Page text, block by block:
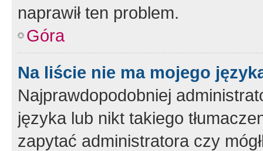
naprawił ten problem.
Góra
Na liście nie ma mojego
Najprawdopodobniej
języka lub nikt takiego
zapytać administratora czy